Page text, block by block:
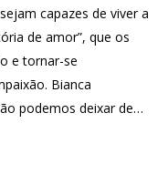
capazes de viver a
de amor”, que os
e tornar-se
Bianca
podemos deixar de…